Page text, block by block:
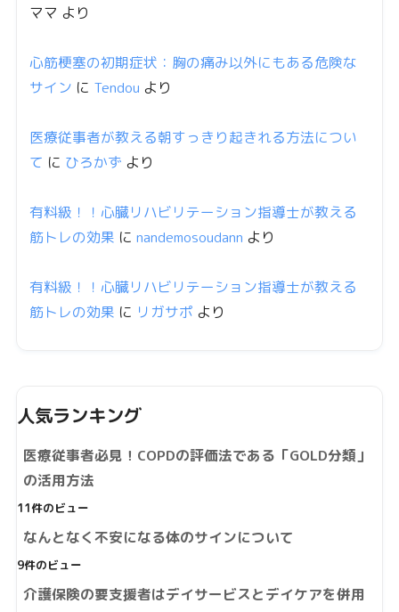
ママ より
心筋梗塞の初期症状：胸の痛み以外にもある危険な
サイン に Tendou より
医療従事者が教える朝すっきり起きれる方法につい
て に ひろかず より
有料級！！心臓リハビリテーション指導士が教える
筋トレの効果 に nandemosoudann より
有料級！！心臓リハビリテーション指導士が教える
筋トレの効果 に リガサポ より
人気ランキング
医療従事者必見！COPDの評価法である「GOLD分類」
の活用方法
11件のビュー
なんとなく不安になる体のサインについて
9件のビュー
介護保険の要支援者はデイサービスとデイケアを併用